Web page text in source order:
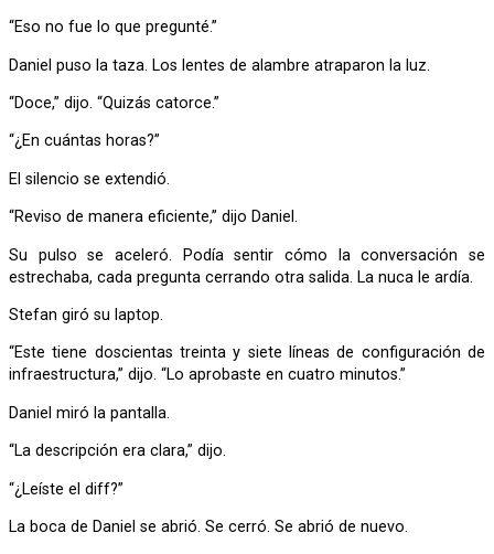
“Eso no fue lo que pregunté.”
Daniel puso la taza. Los lentes de alambre atraparon la luz.
“Doce,” dijo. “Quizás catorce.”
“¿En cuántas horas?”
El silencio se extendió.
“Reviso de manera eficiente,” dijo Daniel.
Su pulso se aceleró. Podía sentir cómo la conversación se
estrechaba, cada pregunta cerrando otra salida. La nuca le ardía.
Stefan giró su laptop.
“Este tiene doscientas treinta y siete líneas de configuración de
infraestructura,” dijo. “Lo aprobaste en cuatro minutos.”
Daniel miró la pantalla.
“La descripción era clara,” dijo.
“¿Leíste el diff?”
La boca de Daniel se abrió. Se cerró. Se abrió de nuevo.